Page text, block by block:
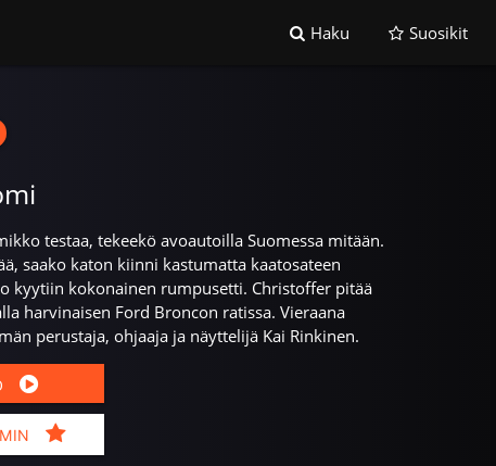
Haku Suosikit
testaa, tekeekö avoautoilla Suomessa mitään.
saako katon kiinni kastumatta kaatosateen
kyytiin kokonainen rumpusetti. Christoffer pitää
harvinaisen Ford Broncon ratissa. Vieraana
perustaja, ohjaaja ja näyttelijä Kai Rinkinen.